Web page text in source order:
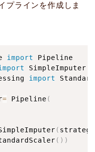
プラインを作成しま
import
import
= Pipeline (
( strategy
( ) )